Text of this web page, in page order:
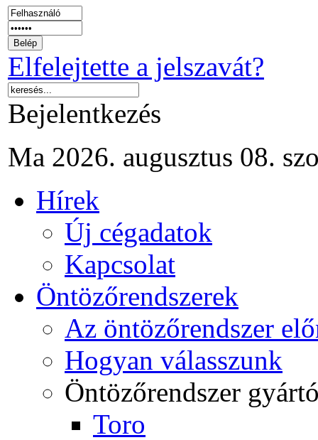
Elfelejtette a jelszavát?
Bejelentkezés
Ma 2026. augusztus 08.
Hírek
Új cégadatok
Kapcsolat
Öntözőrendszerek
Az öntözőrendszer
Hogyan válasszunk
Öntözőrendszer
Toro